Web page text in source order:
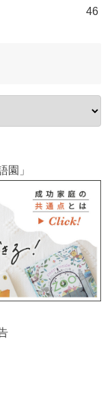
46
園」